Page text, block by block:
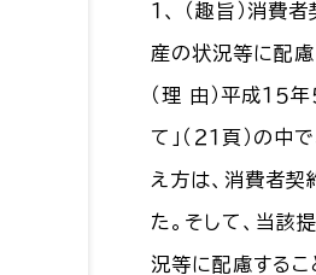
１、 （趣旨）消
産の状況等に配慮
（理 由）平成１
て」（２１頁）の
え方は、消費者契
た。そして、当該
況等に配慮するこ